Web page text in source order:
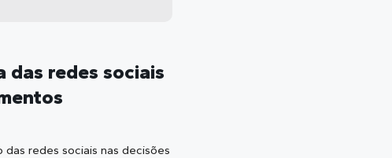
das redes sociais
redes sociais nas decisões